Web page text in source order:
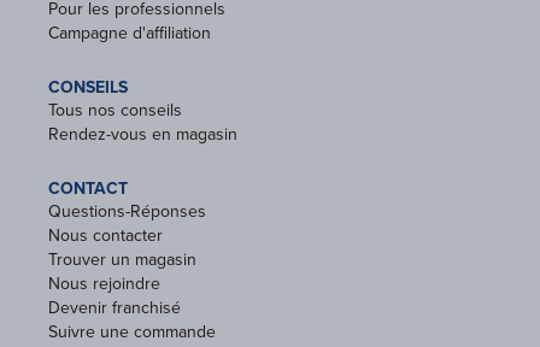
Pour les professionnels
Campagne d'affiliation
CONSEILS
Tous nos conseils
Rendez-vous en magasin
CONTACT
Questions-Réponses
Nous contacter
Trouver un magasin
Nous rejoindre
Devenir franchisé
Suivre une commande